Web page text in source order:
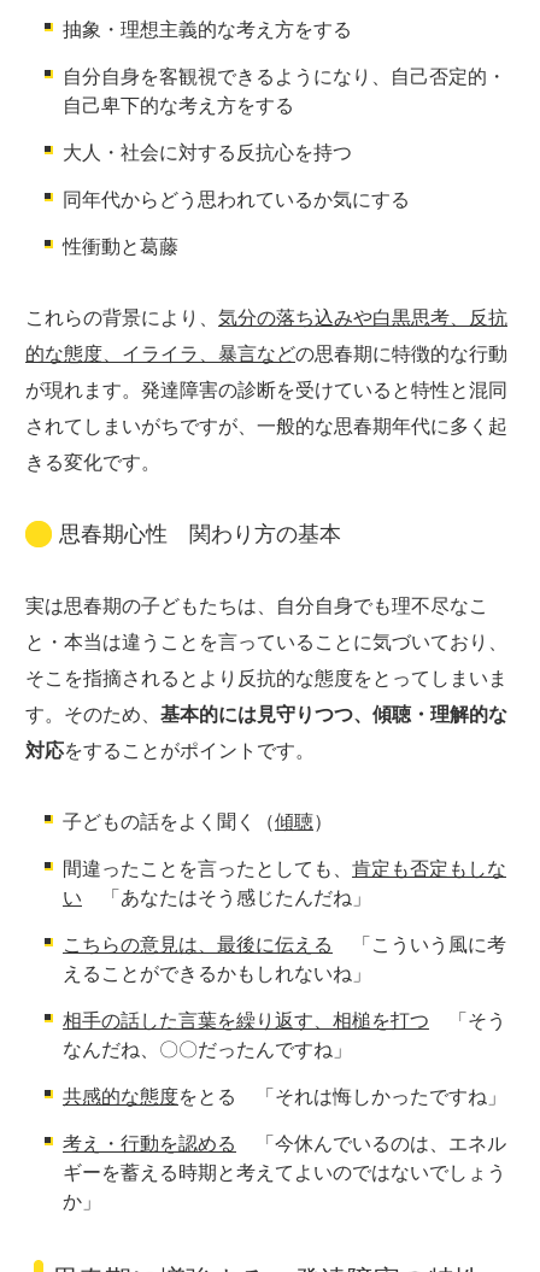
抽象・理想主義的な考え方をする
自分自身を客観視できるようになり、自己否定的・
自己卑下的な考え方をする
大人・社会に対する反抗心を持つ
同年代からどう思われているか気にする
性衝動と葛藤
これらの背景により、 気分の落ち込みや白黒思考、反抗
的な態度、イライラ、暴言などの思春期に特徴的な行動
が現れます。発達障害の診断を受けていると特性と混同
されてしまいがちですが、一般的な思春期年代に多く起
きる変化です。
思春期心性 関わり方の基本
実は思春期の子どもたちは、自分自身でも理不尽なこ
と・本当は違うことを言っていることに気づいており、
そこを指摘されるとより反抗的な態度をとってしまいま
す。そのため、 基本的には見守りつつ、傾聴・理解的な
対応をすることがポイントです。
子どもの話をよく聞く（傾聴）
間違ったことを言ったとしても、 肯定も否定もしな
い 「あなたはそう感じたんだね」
こちらの意見は、最後に伝える
「こういう風に考
えることができるかもしれないね」
相手の話した言葉を繰り返す、相槌を打つ 「そう
なんだね、〇〇だったんですね」
共感的な態度をとる 「それは悔しかったですね」
考え・行動を認める
「今休んでいるのは、エネル
ギーを蓄える時期と考えてよいのではないでしょう
か」